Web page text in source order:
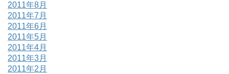
2011年8月
2011年7月
2011年6月
2011年5月
2011年4月
2011年3月
2011年2月